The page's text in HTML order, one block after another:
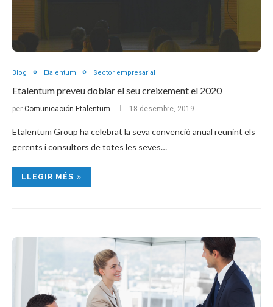
Blog Etalentum Sector empresarial
Etalentum preveu doblar el seu creixement el 2020
per Comunicación Etalentum 18 desembre, 2019
Etalentum Group ha celebrat la seva convenció anual reunint els
gerents i consultors de totes les seves…
LLEGIR MÉS